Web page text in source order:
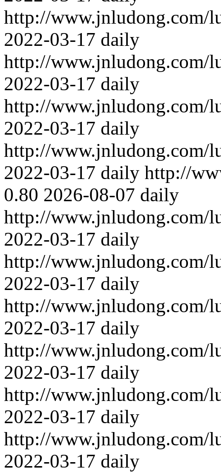
http://www.jnludong.com/
2022-03-17 daily
http://www.jnludong.com/
2022-03-17 daily
http://www.jnludong.com/
2022-03-17 daily
http://www.jnludong.com/
2022-03-17 daily http://
0.80 2026-08-07 daily
http://www.jnludong.com/
2022-03-17 daily
http://www.jnludong.com/
2022-03-17 daily
http://www.jnludong.com/
2022-03-17 daily
http://www.jnludong.com/
2022-03-17 daily
http://www.jnludong.com/
2022-03-17 daily
http://www.jnludong.com/
2022-03-17 daily